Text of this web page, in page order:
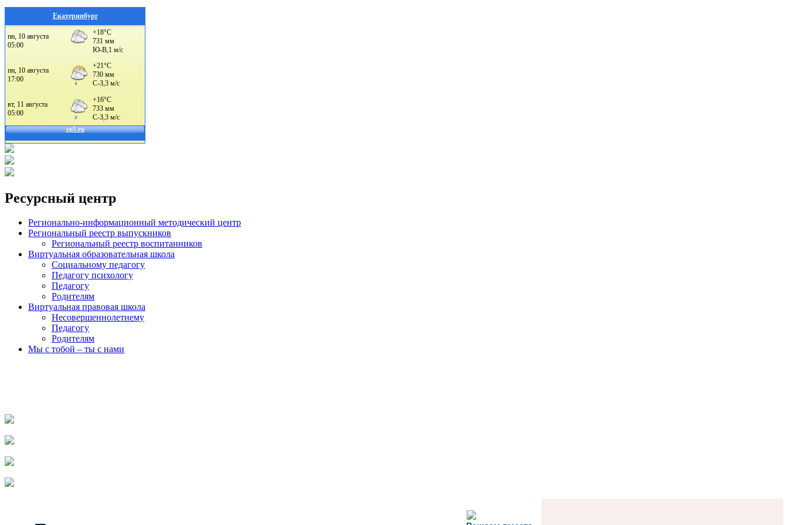
Екатеринбург
Ресурсный центр
Регионально-информационный методический центр
Региональный реестр выпускников
Региональный реестр воспитанников
Виртуальная образовательная школа
Социальному педагогу
Педагогу психологу
Педагогу
Родителям
Виртуальная правовая школа
Несовершеннолетнему
Педагогу
Родителям
Мы с тобой – ты с нами